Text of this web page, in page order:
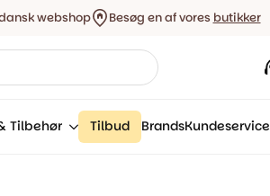
webshop Besøg en af vores butikker
Tilbehør Tilbud BrandsKundeservice